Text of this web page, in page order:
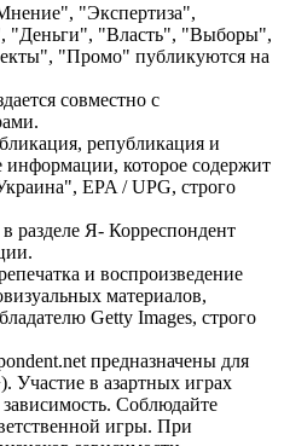
"Экспертиза",
"Деньги", "Власть", "Выборы",
"Промо" публикуются на
совместно с
републикация и
информации, которое содержит
EPA / UPG, строго
разделе Я- Корреспондент
и воспроизведение
материалов,
Getty Images, строго
предназначены для
Участие в азартных играх
Соблюдайте
игры. При